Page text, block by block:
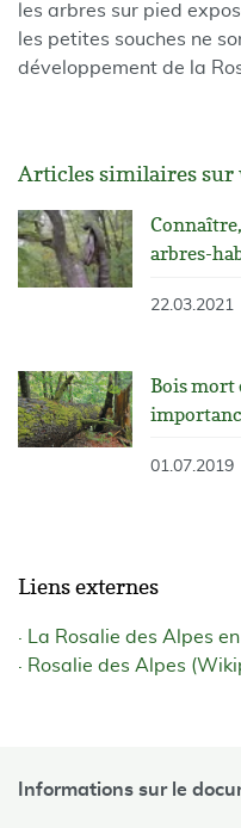
les arbres sur pied
les petites souches ne
développement de la
Articles similaires sur
arbres-
22.03.2021
Bois mort
01.07.2019
Liens externes
La Rosalie des Alpes
Rosalie des Alpes
Informations sur le